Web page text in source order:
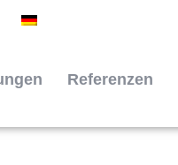
Referenzen